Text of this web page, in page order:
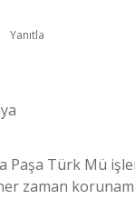
Yanıtla
Paşa Türk Mü
zaman